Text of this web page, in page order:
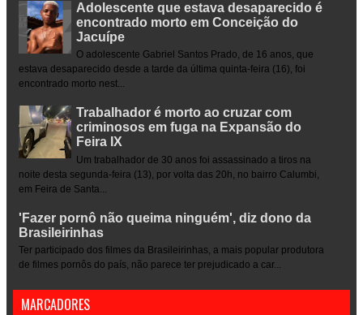
Adolescente que estava desaparecido é
encontrado morto em Conceição do
Jacuípe
O adolescente Gabriel Santos Prado, de 16 anos, que
estava desaparecido desde a tarde da última quinta-feira (16), foi
encontrado morto nest...
Trabalhador é morto ao cruzar com
criminosos em fuga na Expansão do
Feira IX
Um trabalhador de 30 anos foi assassinado a tiros na
noite desta segunda-feira (13), por volta das 20h, no bairro Calumbi,
em Feira de Santa...
'Fazer pornô não queima ninguém', diz dono da
Brasileirinhas
Ter participado dos filmes da Brasileirinhas, a mais popular produtora
de filmes pornôs do país, não parece ter prejudicado a car...
MARCADORES